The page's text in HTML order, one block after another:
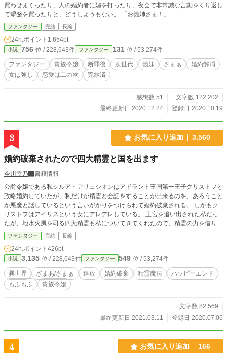
買わせまくったり、人の婚約者に媚を打ったり、夜会で非常識な言動をくり返し
て顰蹙を買ったりと、どうしようもない。 「お義姉さま！」
. . 「姉などと呼ばないでください、メリルさん」 しかし、今はまだ辛抱の
とき。 セシリアは来たるべき時へ向け、画策する。 ──これは、20年前の断罪
劇の続き。 喜劇がくり返されたとき、いま一度鉄槌は振り下ろされるのだ。 ※
ご指摘を受けて題名を変更しました。作者の見通しが甘くてご迷惑をおかけいた
します。 旧題『義妹ができましたが大嫌いです。〜断罪劇の次世代たち〜』 ※
初投稿です。話に粗やご都合主義的な部分があるかもしれません。生あたたかい
目で見守ってください。 ※本編完結済みで、毎日１話ずつ投稿していきます。
ファンタジー 完結 長編
24h.ポイント 1,654pt
小説 756 位 / 228,643件 ファンタジー 131 位 / 53,274件
ファンタジー 貴族令嬢 断罪後 次世代 義妹 ざまぁ
婚約解消
女は強し
恋愛は二の次 完結済
感想数 51
文字数 122,202
最終更新日 2020.12.24
登録日 2020.10.19
3 お気に入り追加 3,560
婚約破棄されたので四大精霊と国を出ます
今川幸乃
書籍情報
公爵令嬢である私シルア・アリュシオンはアドラント王国第一王子クリストフと
政略婚約していたが、私だけが精霊と会話をすることが出来るのを、あろうこと
か悪魔と話しているという言いがかりをつけられて婚約破棄される。 しかもク
リストフはアイリスという女にデレデレしている。 王宮を追い出された私だっ
たが、地水火風を司る四大精霊も私についてきてくれたので、精霊の力を借りた
私は強力な魔法を使えるようになった。 そして隣国マナライト王国の王子アル
ツリヒトの招待を受けた。 一方、精霊の加護を失った王国には次々と災厄が訪
れるのだった。 ※「小説家になろう」「カクヨム」から転載 ※3/8～ 改稿中
ファンタジー 完結 長編
24h.ポイント 426pt
小説 3,135 位 / 228,643件 ファンタジー 549 位 / 53,274件
異世界 ざまあ/ざまぁ 追放 婚約破棄 精霊魔法
ハッピーエンド
もふもふ
貴族令嬢
文字数 82,569
最終更新日 2021.03.11
登録日 2020.07.06
4 お気に入り追加 166